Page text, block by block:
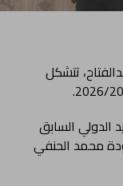
تتشكل
الدولي السابق
محمد الحنفي